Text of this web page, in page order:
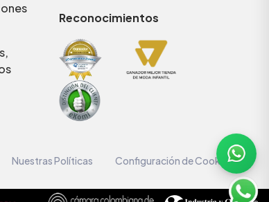
Reconocimientos
Nuestras Políticas Configuración de Cookies